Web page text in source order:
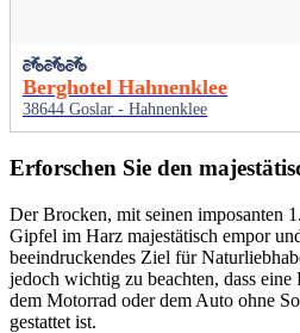
Berghotel Hahnenklee
38644 Goslar - Hahnenklee
Erforschen Sie den
Der Brocken, mit seinen imposanten
Gipfel im Harz majestätisch empor
beeindruckendes Ziel für
jedoch wichtig zu beachten, dass
dem Motorrad oder dem Auto ohne
gestattet ist.